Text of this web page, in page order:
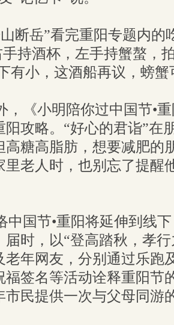
断岳”看完重阳专题内的
手持酒杯，左手持蟹螯，
有小，这酒船再议，螃
，《小明陪你过中国节•
阳攻略。“好心的君诣”在
高糖高脂肪，想要减肥的
里老人时，也别忘了提醒
中国节•重阳将延伸到线
届时，以“登高踏秋，孝
老年网友，分别通过乐跑
福签名等活动诠释重阳节
市民提供一次与父母同游